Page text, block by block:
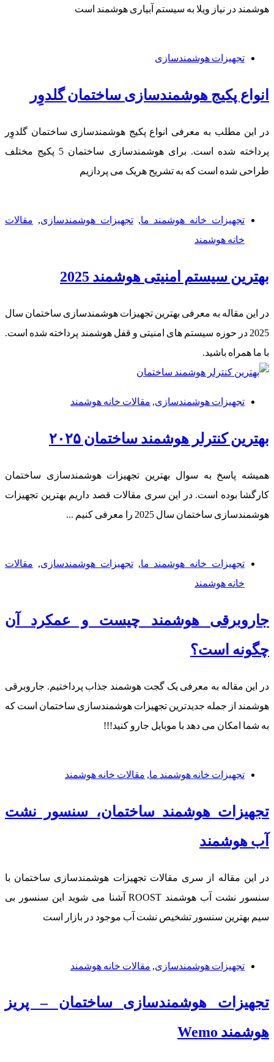
هوشمند در نیاز ویلا به سیستم آبیاری هوشمند است
تجهیزات هوشمندسازی
انواع پکیج هوشمندسازی ساختمان گلدوِر
در این مطلب به معرفی انواع پکیج هوشمندسازی ساختمان گلدوِر
پرداخته شده است. برای هوشمندسازی ساختمان 5 پکیج مختلف
طراحی شده است که به تشریح هریک می پردازیم
تجهیزات خانه هوشمند ما,تجهیزات هوشمندسازی, مقالات
خانه هوشمند
بهترین سیستم امنیتی هوشمند 2025
در این مقاله به معرفی بهترین تجهیزات هوشمندسازی ساختمان سال
2025 در حوزه سیستم های امنیتی و قفل هوشمند پرداخته شده است.
با ما همراه باشید.
تجهیزات هوشمندسازی, مقالات خانه هوشمند
بهترین کنترلر هوشمند ساختمان ۲۰۲۵
همیشه پاسخ به سوال بهترین تجهیزات هوشمندسازی ساختمان
کارگشا بوده است. در این سری مقالات قصد داریم بهترین تجهیزات
هوشمندسازی ساختمان سال 2025 را معرفی کنیم ...
تجهیزات خانه هوشمند ما,تجهیزات هوشمندسازی, مقالات
خانه هوشمند
جاروبرقی هوشمند چیست و عمکرد آن
چگونه است؟
در این مقاله به معرفی یک گجت هوشمند جذاب پرداختیم. جاروبرقی
هوشمند از جمله جدیدترین تجهیزات هوشمندسازی ساختمان است که
به شما امکان می دهد با موبایل جارو کنید!!!
تجهیزات خانه هوشمند ما, مقالات خانه هوشمند
تجهیزات هوشمند ساختمان، سنسور نشت
آب هوشمند
در این مقاله از سری مقالات تجهیزات هوشمندسازی ساختمان با
سنسور نشت آب هوشمند ROOST آشنا می شوید این سنسور بی
سیم بهترین سنسور تشخیص نشت آب موجود در بازار است
تجهیزات هوشمندسازی, مقالات خانه هوشمند
تجهیزات هوشمندسازی ساختمان – پریز
هوشمند Wemo